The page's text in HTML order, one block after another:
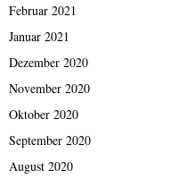
Februar 2021
Januar 2021
Dezember 2020
November 2020
Oktober 2020
September 2020
August 2020